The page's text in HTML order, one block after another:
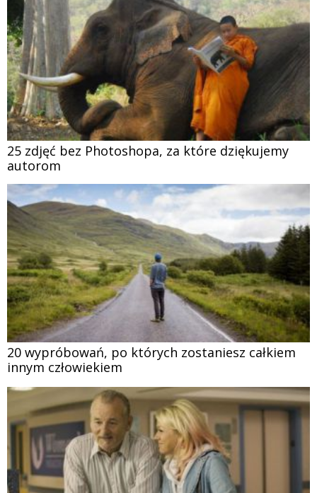
25 zdjęć bez Photoshopa, za które dziękujemy
autorom
20 wypróbowań, po których zostaniesz całkiem
innym człowiekiem